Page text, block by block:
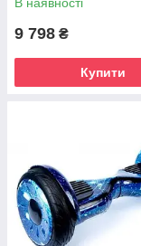
9 798 ₴
Купити